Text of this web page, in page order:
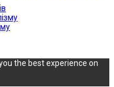
the best experience on